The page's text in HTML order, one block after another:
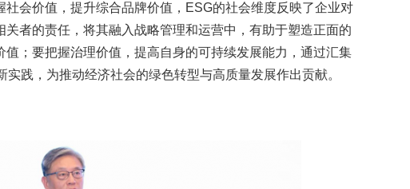
会价值，提升综合品牌价值，ESG的社会维度反映了企业对
者的责任，将其融入战略管理和运营中，有助于塑造正面的
；要把握治理价值，提高自身的可持续发展能力，通过汇集
践，为推动经济社会的绿色转型与高质量发展作出贡献。